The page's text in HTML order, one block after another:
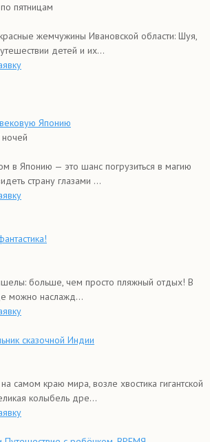
пятницам
жемчужины Ивановской области: Шуя,
детей и их...
Японию
в Японию — это шанс погрузиться в магию
страну глазами ...
больше, чем просто пляжный отдых! В
можно наслажд...
сказочной Индии
самом краю мира, возле хвостика гигантской
колыбель дре...